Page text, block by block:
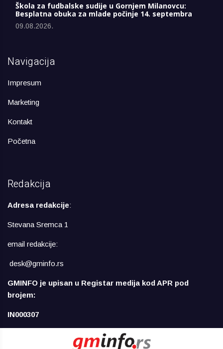
Škola za fudbalske sudije u Gornjem Milanovcu:
Besplatna obuka za mlade počinje 14. septembra
09.08.2026.
Navigacija
Impresum
Marketing
Kontakt
Početna
Redakcija
Adresa redakcije:
Stevana Sremca 1
email redakcije:
desk@gminfo.rs
GMINFO je upisan u Registar medija kod APR pod
brojem:
IN000307